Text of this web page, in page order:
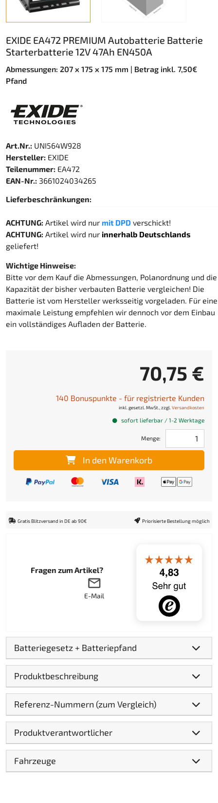
EXIDE EA472 PREMIUM Autobatterie Batterie
Starterbatterie 12V 47Ah EN450A
Abmessungen: 207 x 175 x 175 mm | Betrag inkl. 7,50€
Pfand
Art.Nr.: UNI564W928
Hersteller: EXIDE
Teilenummer: EA472
EAN-Nr.: 3661024034265
Lieferbeschränkungen:
ACHTUNG: Artikel wird nur mit DPD verschickt!
ACHTUNG: Artikel wird nur innerhalb Deutschlands
geliefert!
Wichtige Hinweise:
Bitte vor dem Kauf die Abmessungen, Polanordnung und die
Kapazität der bisher verbauten Batterie vergleichen! Die
Batterie ist vom Hersteller werksseitig vorgeladen. Für eine
maximale Leistung empfehlen wir dennoch vor dem Einbau
ein vollständiges Aufladen der Batterie.
70,75 €
140 Bonuspunkte - für registrierte Kunden
inkl. gesetzl. MwSt., zzgl. Versandkosten
sofort lieferbar / 1-2 Werktage
Menge:
In den Warenkorb
Gratis Blitzversand in DE ab 90€ Priorisierte Bestellung möglich
Fragen zum Artikel?
E-Mail
Batteriegesetz + Batteriepfand
Produktbeschreibung
Referenz-Nummern (zum Vergleich)
Produktverantwortlicher
Fahrzeuge